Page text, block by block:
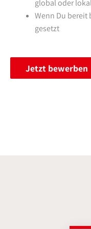
global oder
Wenn Du bereit
gesetzt
Jetzt bewerben